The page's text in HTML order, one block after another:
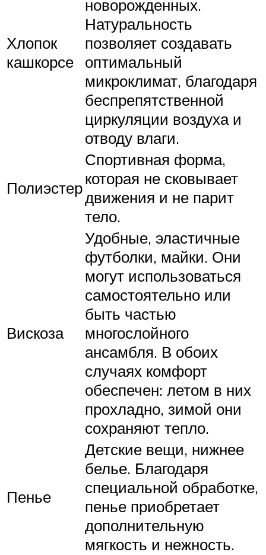
Хлопок
кашкорсе
новорожденных.
Натуральность
позволяет создавать
оптимальный
микроклимат, благодаря
беспрепятственной
циркуляции воздуха и
отводу влаги.
Полиэстер
Спортивная форма,
которая не сковывает
движения и не парит
тело.
Вискоза
Удобные, эластичные
футболки, майки. Они
могут использоваться
самостоятельно или
быть частью
многослойного
ансамбля. В обоих
случаях комфорт
обеспечен: летом в них
прохладно, зимой они
сохраняют тепло.
Пенье
Детские вещи, нижнее
белье. Благодаря
специальной обработке,
пенье приобретает
дополнительную
мягкость и нежность.